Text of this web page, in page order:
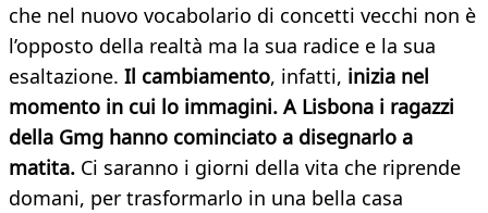
che nel nuovo vocabolario di concetti vecchi non è
l’opposto della realtà ma la sua radice e la sua
esaltazione. Il cambiamento, infatti, inizia nel
momento in cui lo immagini. A Lisbona i ragazzi
della Gmg hanno cominciato a disegnarlo a
matita. Ci saranno i giorni della vita che riprende
domani, per trasformarlo in una bella casa